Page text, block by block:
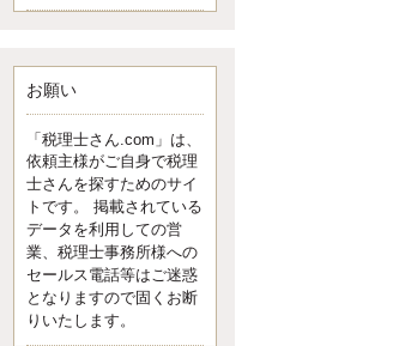
---------------------
イクメン税理士による税金ブ
ログです。
なくて七クセ 目は口ほどにモノを言
う 色んなことわざがありますが、無
意識に出ている身体のサイン。 心理
学では、ちゃんと意味があるようで
す。 疑問に思ったら考える 先日知り
合った方、初対面では何
更新:2017年5月1日(京都市下京区)
---------------------
内田敦税理士事務所
イクメン税理士による税金ブ
ログです。
お願い
「税理士さん.com」は、
依頼主様がご自身で税理
士さんを探すためのサイ
トです。 掲載されている
データを利用しての営
業、税理士事務所様への
セールス電話等はご迷惑
となりますので固くお断
りいたします。